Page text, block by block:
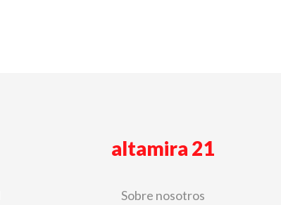
altamira 21
Sobre nosotros